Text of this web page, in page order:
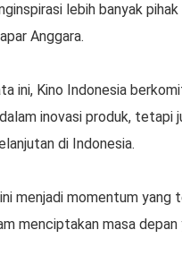
lebih banyak
Anggara.
ini, Kino Indonesia
inovasi produk, tetapi
di Indonesia.
menjadi momentum yang
menciptakan masa depan